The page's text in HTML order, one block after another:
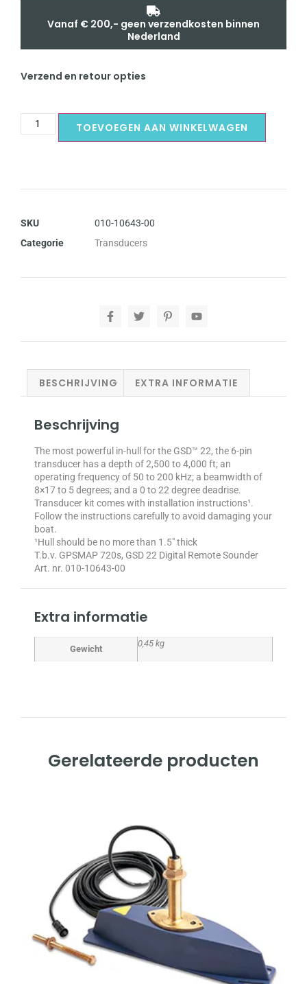
Vanaf € 200,- geen verzendkosten binnen
Nederland
Verzend en retour opties
TOEVOEGEN AAN WINKELWAGEN
SKU
010-10643-00
Categorie
Transducers
BESCHRIJVING EXTRA INFORMATIE
Beschrijving
The most powerful in-hull for the GSD™ 22, the 6-pin
transducer has a depth of 2,500 to 4,000 ft; an
operating frequency of 50 to 200 kHz; a beamwidth of
8×17 to 5 degrees; and a 0 to 22 degree deadrise.
Transducer kit comes with installation instructions¹.
Follow the instructions carefully to avoid damaging your
boat.
¹Hull should be no more than 1.5″ thick
T.b.v. GPSMAP 720s, GSD 22 Digital Remote Sounder
Art. nr. 010-10643-00
Extra informatie
Gewicht
0,45 kg
Gerelateerde producten